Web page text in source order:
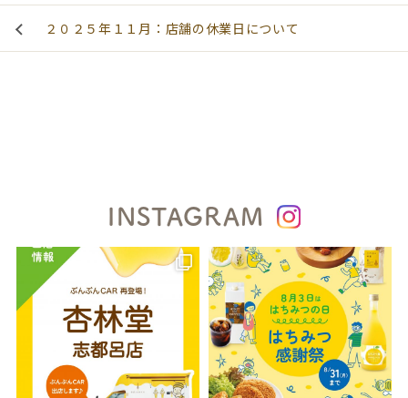
２０２５年１１月：店舗の休業日について
INSTAGRAM